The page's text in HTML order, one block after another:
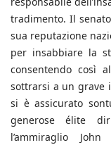
tradimento. Il
sua reputazione
per insabbiare la
consentendo così
sottrarsi a un grave
si è assicurato
generose élite
l’ammiraglio